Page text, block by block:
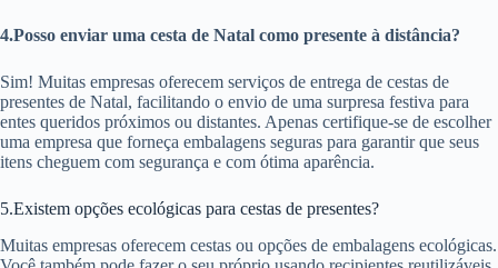
4.Posso enviar uma cesta de Natal como presente à distância?
Sim! Muitas empresas oferecem serviços de entrega de cestas de
presentes de Natal, facilitando o envio de uma surpresa festiva para
entes queridos próximos ou distantes. Apenas certifique-se de escolher
uma empresa que forneça embalagens seguras para garantir que seus
itens cheguem com segurança e com ótima aparência.
5.Existem opções ecológicas para cestas de presentes?
Muitas empresas oferecem cestas ou opções de embalagens ecológicas.